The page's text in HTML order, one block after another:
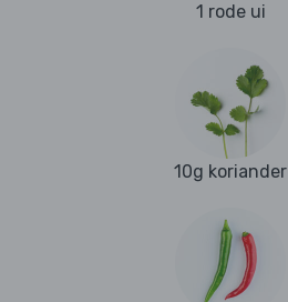
1 rode ui
10g koriander